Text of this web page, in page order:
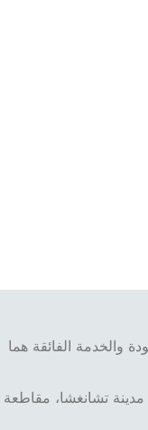
والخدمة الفائقة هما
مدينة تشانغشا، مقاطعة